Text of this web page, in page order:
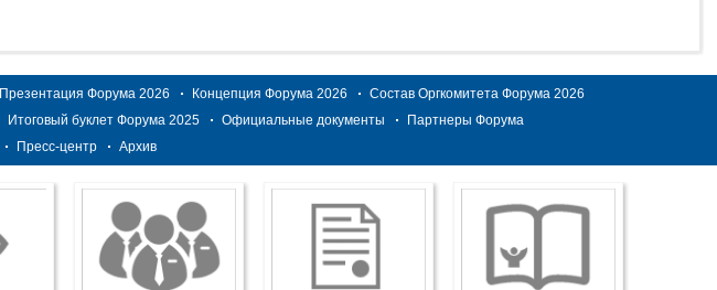
Презентация Форума 2026 Концепция Форума 2026
Состав Оргкомитета Форума 2026
Итоговый буклет Форума 2025 Официальные документы
Партнеры Форума
Пресс-центр Архив